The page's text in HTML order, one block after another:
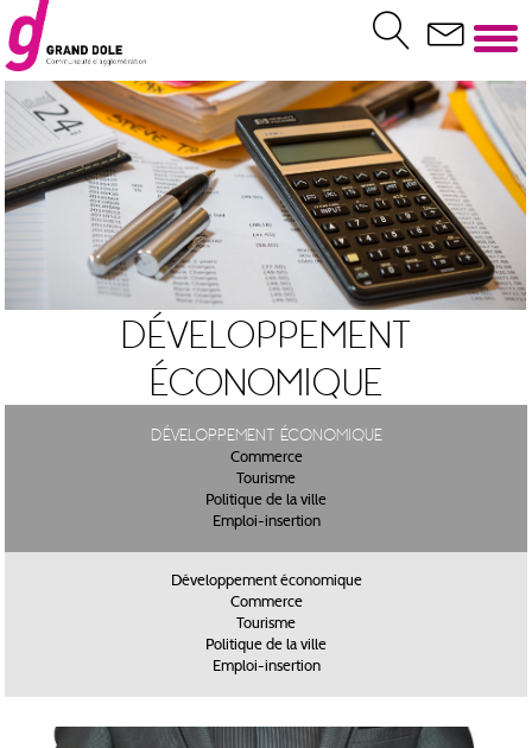
Développement
économique
Développement économique
Commerce
Tourisme
Politique de la ville
Emploi-insertion
Développement économique
Commerce
Tourisme
Politique de la ville
Emploi-insertion